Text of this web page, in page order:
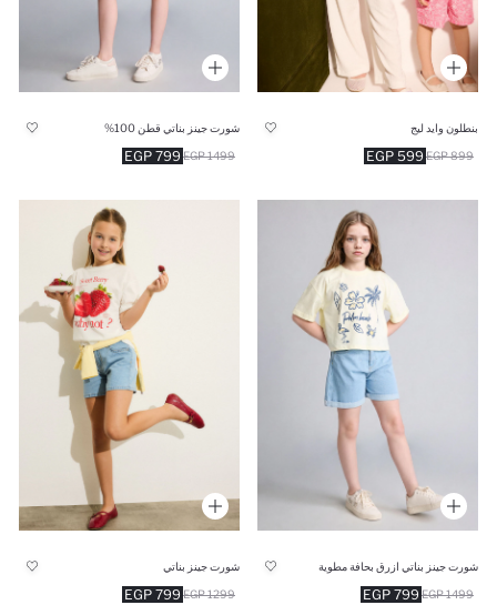
بنطلون وايد ليج
599 EGP 899 EGP
شورت جينز بناتي قطن 100%
799 EGP 1499 EGP
شورت جينز بناتي ازرق بحافة مطوية
799 EGP 1499 EGP
شورت جينز بناتي
799 EGP 1299 EGP